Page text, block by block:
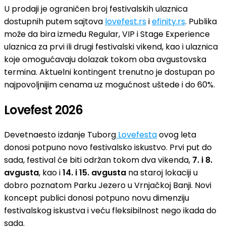
U prodaji je ograničen broj festivalskih ulaznica
dostupnih putem sajtova lovefest.rsiefinity.rs. Publika
može da bira između Regular, VIP i Stage Experience
ulaznica za prvi ili drugi festivalski vikend, kao i ulaznica
koje omogućavaju dolazak tokom oba avgustovska
termina. Aktuelni kontingent trenutno je dostupan po
najpovoljnijim cenama uz mogućnost uštede i do 60%.
Lovefest 2026
Devetnaesto izdanje Tuborg Lovefestaovog leta
donosi potpuno novo festivalsko iskustvo. Prvi put do
sada, festival će biti održan tokom dva vikenda, 7. i 8.
avgusta, kao i14. i 15. avgusta na staroj lokaciji u
dobro poznatom Parku Jezero u Vrnjačkoj Banji. Novi
koncept publici donosi potpuno novu dimenziju
festivalskog iskustva i veću fleksibilnost nego ikada do
sada.